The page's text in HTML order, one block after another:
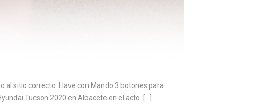
al sitio correcto. Llave con Mando 3 botones para
Tucson 2020 en Albacete en el acto. […]